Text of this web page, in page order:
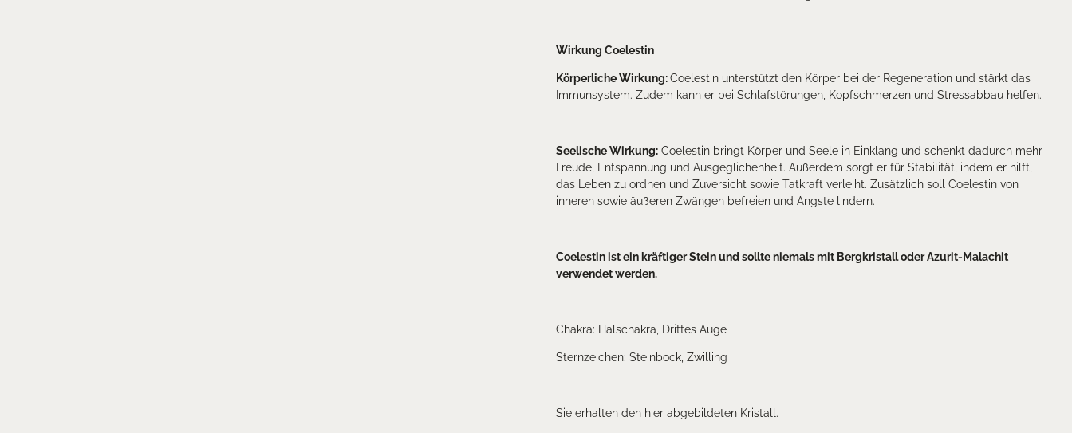
Wirkung Coelestin
Körperliche Wirkung:Coelestin unterstützt den Körper bei der Regeneration und stärkt das
Immunsystem. Zudem kann er bei Schlafstörungen, Kopfschmerzen und Stressabbau helfen.
Seelische Wirkung: Coelestin bringt Körper und Seele in Einklang und schenkt dadurch mehr
Freude, Entspannung und Ausgeglichenheit. Außerdem sorgt er für Stabilität, indem er hilft,
das Leben zu ordnen und Zuversicht sowie Tatkraft verleiht. Zusätzlich soll Coelestin von
inneren sowie äußeren Zwängen befreien und Ängste lindern.
Coelestin ist ein kräftiger Stein und sollte niemals mit Bergkristall oder Azurit-Malachit
verwendet werden.
Chakra: Halschakra, Drittes Auge
Sternzeichen: Steinbock, Zwilling
Sie erhalten den hier abgebildeten Kristall.